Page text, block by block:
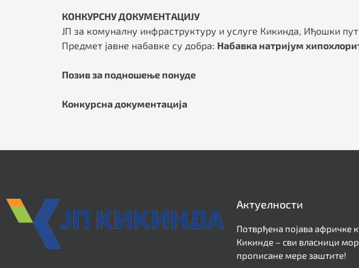
КОНКУРСНУ ДОКУМЕНТАЦИЈУ
ЈП за комуналну инфраструктуру и услуге Кикинда, Иђошки
Предмет јавне набавке су добра: Набавка натријум
Позив за подношење понуде
Конкурсна документација
Актуелности
Потврђена појава афричке
Кикинде – сви власници
прописане мере заштите!